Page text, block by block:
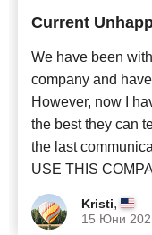
Current
We have been
company and
However, now I
the best they can
the last
USE THIS
Kristi,
15 Юни